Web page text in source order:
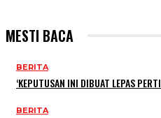
MESTI BACA
BERITA
‘KEPUTUSAN INI DIBUAT LEPAS
BERITA